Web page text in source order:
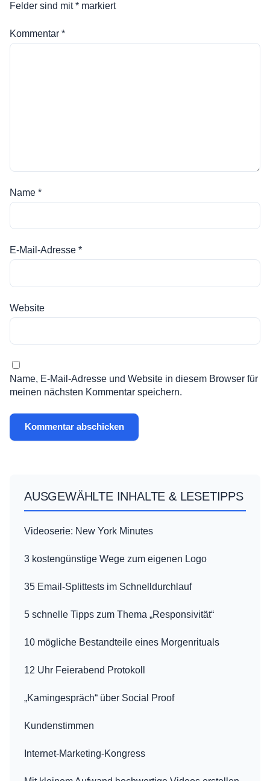
Felder sind mit* markiert
Kommentar *
Name *
E-Mail-Adresse *
Website
Name, E-Mail-Adresse und Website in diesem Browser für
meinen nächsten Kommentar speichern.
AUSGEWÄHLTE INHALTE & LESETIPPS
Videoserie: New York Minutes
3 kostengünstige Wege zum eigenen Logo
35 Email-Splittests im Schnelldurchlauf
5 schnelle Tipps zum Thema „Responsivität“
10 mögliche Bestandteile eines Morgenrituals
12 Uhr Feierabend Protokoll
„Kamingespräch“ über Social Proof
Kundenstimmen
Internet-Marketing-Kongress